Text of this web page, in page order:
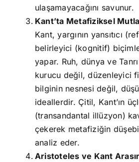
ulaşamayacağını savunur.
Kant’ta Metafiziksel
Kant, yargının yansıtıcı
belirleyici (kognitif)
yapar. Ruh, dünya ve
kurucu değil, düzenleyici
bilginin nesnesi değil,
ideallerdir. Çitil, Kant’ın
(transandantal illüzyon)
çekerek metafiziğin
analiz eder.
Aristoteles ve Kant